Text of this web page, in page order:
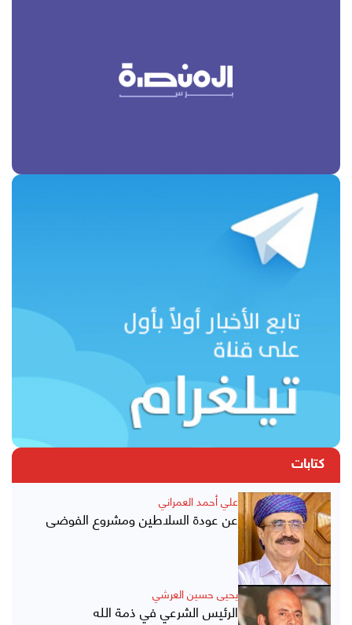
كتابات
علي أحمد العمراني
عن عودة السلاطين ومشروع الفوضى
يحيى حسين العرشي
الرئيس الشرعي في ذمة الله